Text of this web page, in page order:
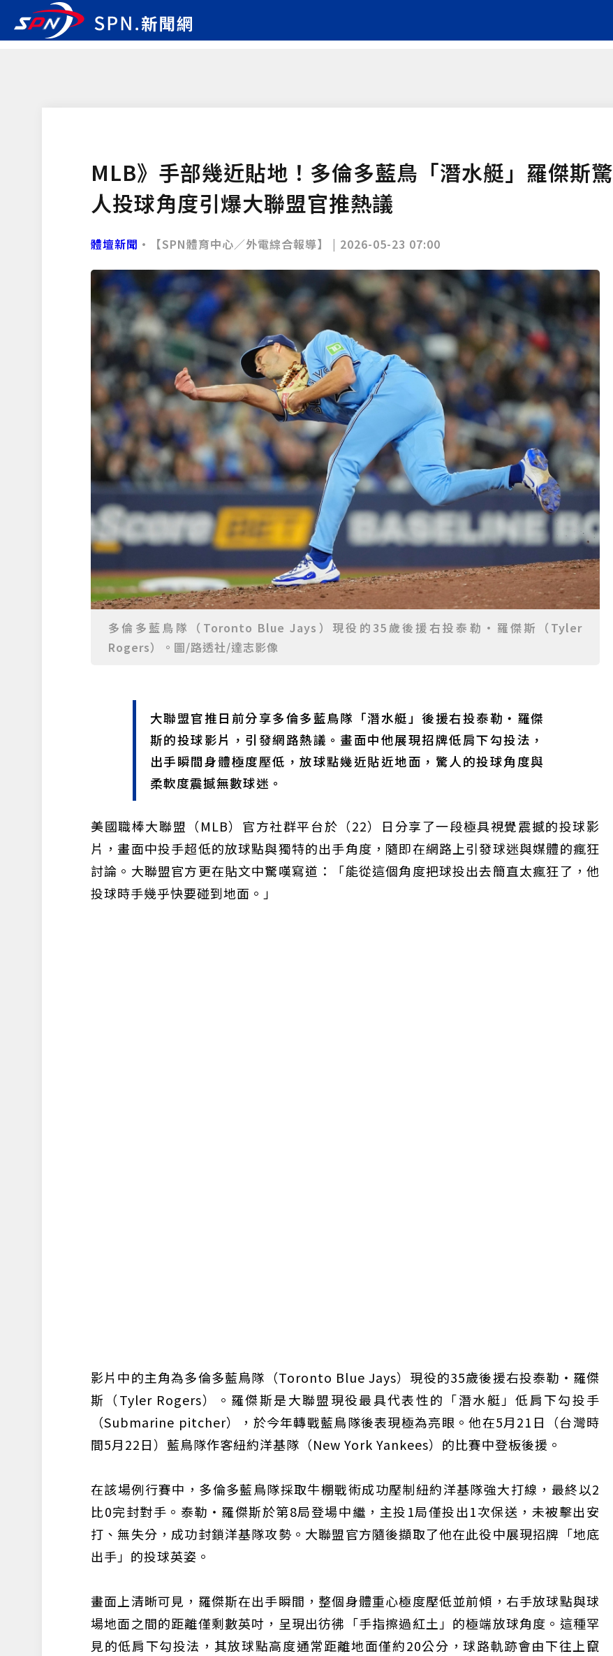
MLB》手部幾近貼地！多倫多藍鳥「潛水艇」羅傑斯驚
人投球角度引爆大聯盟官推熱議
體壇新聞 •【SPN體育中心／外電綜合報導】 | 2026-05-23 07:00
多倫多藍鳥隊（Toronto Blue Jays）現役的35歲後援右投泰勒・羅傑斯（Tyler
Rogers）。圖/路透社/達志影像
大聯盟官推日前分享多倫多藍鳥隊「潛水艇」後援右投泰勒・羅傑
斯的投球影片，引發網路熱議。畫面中他展現招牌低肩下勾投法，
出手瞬間身體極度壓低，放球點幾近貼近地面，驚人的投球角度與
柔軟度震撼無數球迷。
美國職棒大聯盟（MLB）官方社群平台於（22）日分享了一段極具視覺震撼的投球影
片，畫面中投手超低的放球點與獨特的出手角度，隨即在網路上引發球迷與媒體的瘋狂
討論。大聯盟官方更在貼文中驚嘆寫道：「能從這個角度把球投出去簡直太瘋狂了，他
投球時手幾乎快要碰到地面。」
影片中的主角為多倫多藍鳥隊（Toronto Blue Jays）現役的35歲後援右投泰勒・羅傑
斯（Tyler Rogers）。羅傑斯是大聯盟現役最具代表性的「潛水艇」低肩下勾投手
（Submarine pitcher），於今年轉戰藍鳥隊後表現極為亮眼。他在5月21日（台灣時
間5月22日）藍鳥隊作客紐約洋基隊（New York Yankees）的比賽中登板後援。
在該場例行賽中，多倫多藍鳥隊採取牛棚戰術成功壓制紐約洋基隊強大打線，最終以2
比0完封對手。泰勒・羅傑斯於第8局登場中繼，主投1局僅投出1次保送，未被擊出安
打、無失分，成功封鎖洋基隊攻勢。大聯盟官方隨後擷取了他在此役中展現招牌「地底
出手」的投球英姿。
畫面上清晰可見，羅傑斯在出手瞬間，整個身體重心極度壓低並前傾，右手放球點與球
場地面之間的距離僅剩數英吋，呈現出彷彿「手指擦過紅土」的極端放球角度。這種罕
見的低肩下勾投法，其放球點高度通常距離地面僅約20公分，球路軌跡會由下往上竄